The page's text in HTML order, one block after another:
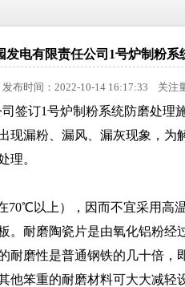
发电有限责任公司1号炉制粉系
发布时间：2022-10-14 16:17:33 关注
签订1号炉制粉系统防磨处理
现漏粉、漏风、漏灰现象，
理。
70℃ 以上），因而不宜采用高
。耐磨陶瓷片是由氧化铝粉经
耐磨性是普通钢铁的几十倍，
笨重的耐磨材料可大大减轻